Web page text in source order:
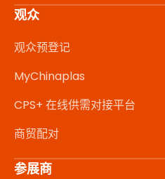
观众
观众预登记
MyChinaplas
CPS+ 在线供需对接平台
商贸配对
参展商